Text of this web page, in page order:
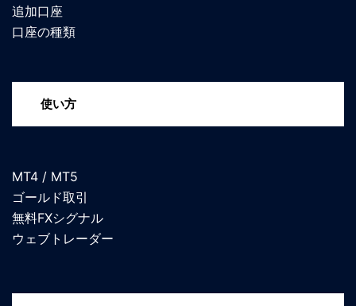
追加口座
口座の種類
使い方
MT4 / MT5
ゴールド取引
無料FXシグナル
ウェブトレーダー